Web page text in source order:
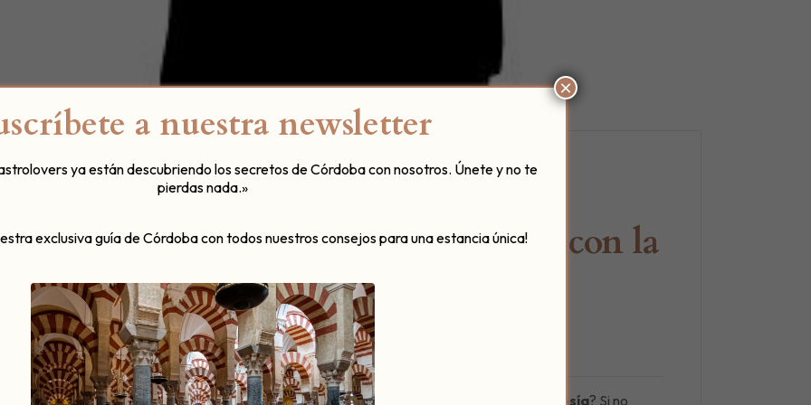
Córdoba será ‘città delle passioni’ con la
Córdoba, celebra este año su15ª edición. ¿Conoces estefestival internacional de poesía? Si no
a nuestra newsletter
ya están descubriendo los secretos de Córdoba con nosotros. Únete y no te
pierdas nada.»
exclusiva guía de Córdoba con todos nuestros consejos para una estancia única!
×